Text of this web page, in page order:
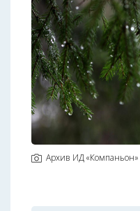
Архив ИД «Компаньон»